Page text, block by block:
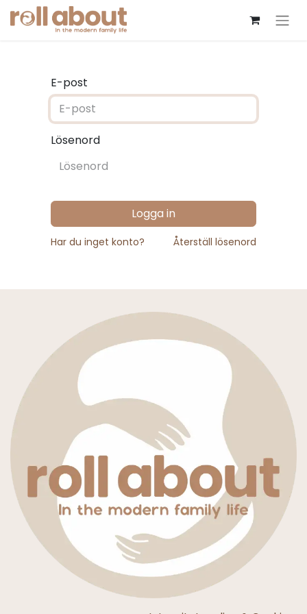
E-post
Lösenord
Logga in
Har du inget konto? Återställ lösenord